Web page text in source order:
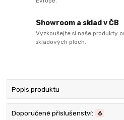
Showroom a sklad v ČB
Vyzkoušejte si naše produkty
skladových ploch.
Popis produktu
Doporučené příslušenství: 6